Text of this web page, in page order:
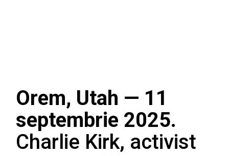
Orem, Utah — 11
septembrie 2025.
Charlie Kirk, activist